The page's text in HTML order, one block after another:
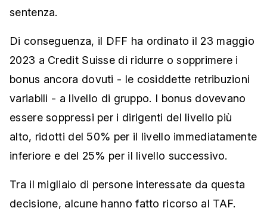
sentenza.
Di conseguenza, il DFF ha ordinato il 23 maggio
2023 a Credit Suisse di ridurre o sopprimere i
bonus ancora dovuti - le cosiddette retribuzioni
variabili - a livello di gruppo. I bonus dovevano
essere soppressi per i dirigenti del livello più
alto, ridotti del 50% per il livello immediatamente
inferiore e del 25% per il livello successivo.
Tra il migliaio di persone interessate da questa
decisione, alcune hanno fatto ricorso al TAF.